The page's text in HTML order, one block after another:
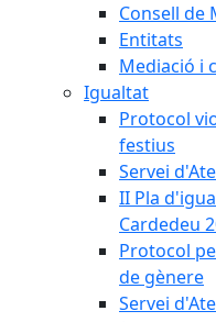
Consell de
Entitats
Mediació i
Igualtat
Protocol
festius
Servei
II Pla
Cardedeu
Protocol
de gènere
Servei